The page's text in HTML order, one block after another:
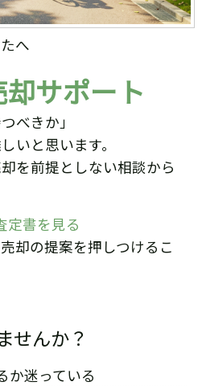
へ
サポート
べきか」
いと思います。
を前提としない相談から
定書を見る
却の提案を押しつけるこ
せんか？
か迷っている